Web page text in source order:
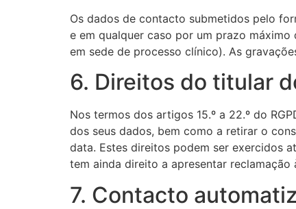
Os dados de contacto submetidos pelo
e em qualquer caso por um prazo
em sede de processo clínico). As
6. Direitos do titular
Nos termos dos artigos 15.º a 22.º do
dos seus dados, bem como a retirar o
data. Estes direitos podem ser exercidos
tem ainda direito a apresentar
7. Contacto